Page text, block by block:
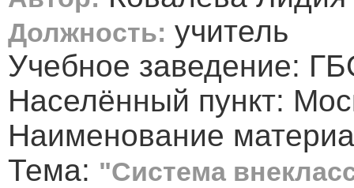
Должность: учитель
Учебное заведение:
Населённый пункт:
Наименование
Тема: "Система